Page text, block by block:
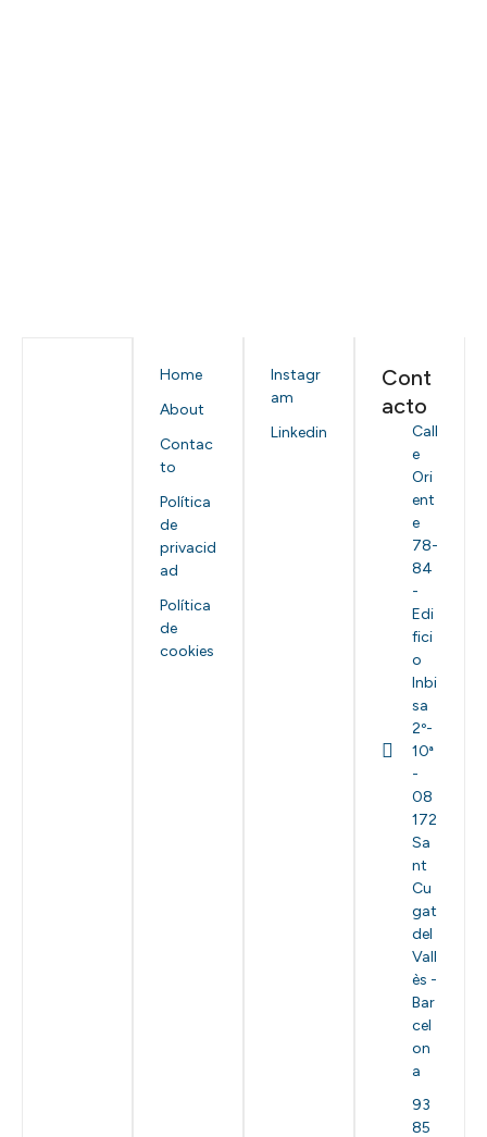
Home
About
Contac
to
Política
de
privacid
ad
Política
de
cookies
Instagr
am
Linkedin
Cont
acto
Call
e
Ori
ent
e
78-
84
-
Edi
fici
o
Inbi
sa
2º-
10ª
-
08
172
Sa
nt
Cu
gat
del
Vall
ès -
Bar
cel
on
a
93
85